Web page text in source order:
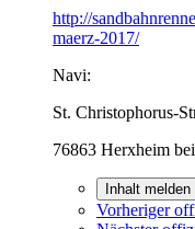
http://
maerz-2017/
Navi:
St. Christophorus-
76863 Herxheim
Inhalt melden
Vorheriger